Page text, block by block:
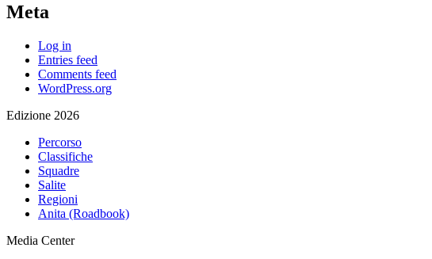
Meta
Log in
Entries feed
Comments feed
WordPress.org
Edizione 2026
Percorso
Classifiche
Squadre
Salite
Regioni
Anita (Roadbook)
Media Center